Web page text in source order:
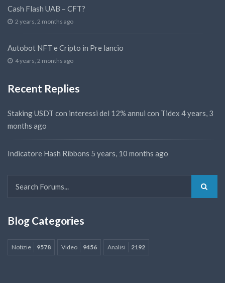
Cash Flash UAB – CFT?
2 years, 2 months ago
Autobot NFT e Cripto in Pre lancio
4 years, 2 months ago
Recent Replies
Staking USDT con interessi del 12% annui con Tidex 4 years, 3
months ago
Indicatore Hash Ribbons 5 years, 10 months ago
Blog Categories
Notizie 9578 Video 9456 Analisi 2192